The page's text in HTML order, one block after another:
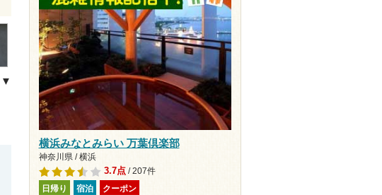
https://makado-yu.sakura.ne.jp/wp/
横浜みなとみらい 万葉倶楽部
神奈川県 / 横浜
3.7点/ 207件
日帰り 宿泊 クーポン